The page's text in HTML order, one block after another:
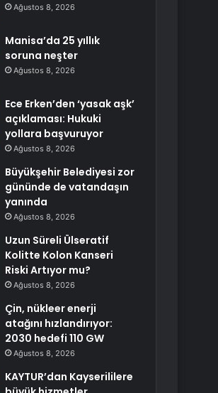
Ağustos 8, 2026
Manisa’da 25 yıllık
soruna neşter
Ağustos 8, 2026
Ece Erken’den ‘yasak aşk’
açıklaması: Hukuki
yollara başvuruyor
Ağustos 8, 2026
Büyükşehir Belediyesi zor
gününde de vatandaşın
yanında
Ağustos 8, 2026
Uzun Süreli Ülseratif
Kolitte Kolon Kanseri
Riski Artıyor mu?
Ağustos 8, 2026
Çin, nükleer enerji
atağını hızlandırıyor:
2030 hedefi 110 GW
Ağustos 8, 2026
KAYTUR’dan Kayserililere